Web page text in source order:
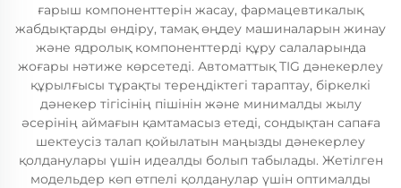
ғарыш компоненттерін жасау, фармацевтикалық
жабдықтарды өндіру, тамақ өңдеу машиналарын жинау
және ядролық компоненттерді құру салаларында
жоғары нәтиже көрсетеді. Автоматтық TIG дәнекерлеу
құрылғысы тұрақты тереңдіктегі тараптау, біркелкі
дәнекер тігісінің пішінін және минималды жылу
әсерінің аймағын қамтамасыз етеді, сондықтан сапаға
шектеусіз талап қойылатын маңызды дәнекерлеу
қолданулары үшін идеалды болып табылады. Жетілген
модельдер көп өтпелі қолданулар үшін оптималды